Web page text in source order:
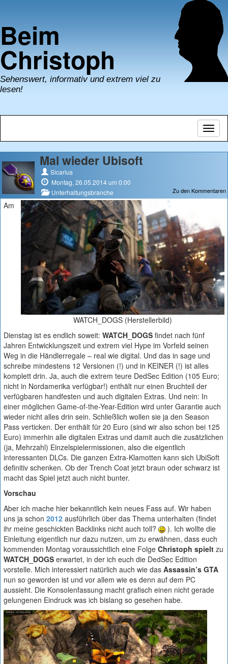
Beim
Christoph
Sehenswert, informativ und extrem viel zu
lesen!
Mal wieder Ubisoft
Sicarius
Montag, 26.05.2014 um 0:00
Zu den Kommentaren
Unterhaltungsbranche
WATCH_DOGS (Herstellerbild)
Am
Dienstag ist es endlich soweit: WATCH_DOGS findet nach fünf
Jahren Entwicklungszeit und extrem viel Hype im Vorfeld seinen
Weg in die Händlerregale – real wie digital. Und das in sage und
schreibe mindestens 12 Versionen (!) und in KEINER (!) ist alles
komplett drin. Ja, auch die extrem teure DedSec Edition (105 Euro;
nicht in Nordamerika verfügbar!) enthält nur einen Bruchteil der
verfügbaren handfesten und auch digitalen Extras. Und nein: In
einer möglichen Game-of-the-Year-Edition wird unter Garantie auch
wieder nicht alles drin sein. Schließlich wollen sie ja den Season
Pass verticken. Der enthält für 20 Euro (sind wir also schon bei 125
Euro) immerhin alle digitalen Extras und damit auch die zusätzlichen
(ja, Mehrzahl) Einzelspielermissionen, also die eigentlich
interessanten DLCs. Die ganzen Extra-Klamotten kann sich UbiSoft
definitiv schenken. Ob der Trench Coat jetzt braun oder schwarz ist
macht das Spiel jetzt auch nicht bunter.
Vorschau
Aber ich mache hier bekanntlich kein neues Fass auf. Wir haben
uns ja schon 2012 ausführlich über das Thema unterhalten (findet
ihr meine geschickten Backlinks nicht auch toll?
). Ich wollte die
Einleitung eigentlich nur dazu nutzen, um zu erwähnen, dass euch
kommenden Montag voraussichtlich eine Folge Christoph spielt zu
WATCH_DOGS erwartet, in der ich euch die DedSec Edition
vorstelle. Mich interessiert natürlich auch wie das Assassin’s GTA
nun so geworden ist und vor allem wie es denn auf dem PC
aussieht. Die Konsolenfassung macht grafisch einen nicht gerade
gelungenen Eindruck was ich bislang so gesehen habe.